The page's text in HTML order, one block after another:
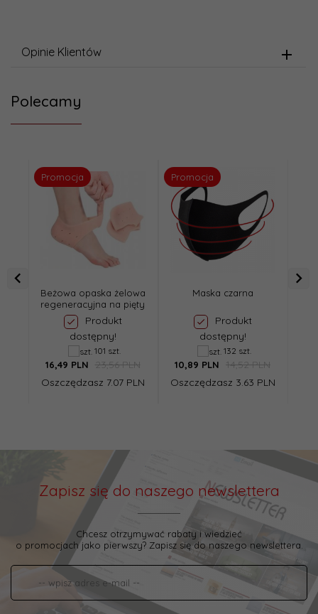
Opinie Klientów
Polecamy
Promocja
Beżowa opaska żelowa
regeneracyjna na pięty
Produkt
dostępny!
101 szt.
16,49 PLN
23,56 PLN
Oszczędzasz 7.07 PLN
Promocja
Maska czarna
Produkt
dostępny!
132 szt.
10,89 PLN
14,52 PLN
Oszczędzasz 3.63 PLN
Zapisz się do naszego newslettera
Chcesz otrzymywać rabaty i wiedzieć
o promocjach jako pierwszy? Zapisz się do naszego newslettera.